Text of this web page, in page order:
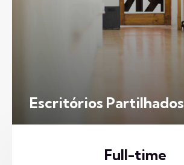
Escritórios Partilhados
Full-time